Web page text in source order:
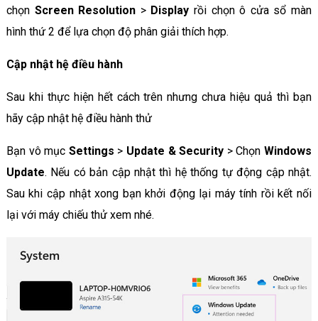
chọn Screen Resolution >Display rồi chọn ô cửa sổ màn
hình thứ 2 để lựa chọn độ phân giải thích hợp.
Cập nhật hệ điều hành
Sau khi thực hiện hết cách trên nhưng chưa hiệu quả thì bạn
hãy cập nhật hệ điều hành thử
Bạn vô mục Settings > Update & Security > ChọnWindows
Update. Nếu có bản cập nhật thì hệ thống tự động cập nhật.
Sau khi cập nhật xong bạn khởi động lại máy tính rồi kết nối
lại với máy chiếu thử xem nhé.